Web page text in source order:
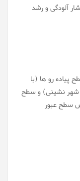
آلودگی و رشد
پیاده رو ها (با
شهر نشینی) و سطح
سطح عبور